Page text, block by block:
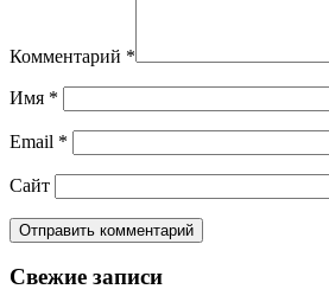
Комментарий *
Имя *
Email *
Сайт
Свежие записи